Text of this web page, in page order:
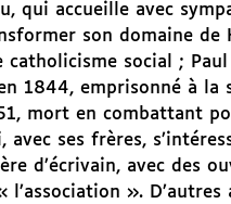
qui accueille avec
son domaine de
social ;
1844, emprisonné à la
mort en combattant
ses frères,
d’écrivain, avec des
».